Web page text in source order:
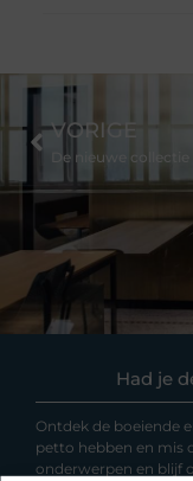
Had je
Ontdek de boeiende
petto hebben en mis
onderwerpen en blijf
VORIGE